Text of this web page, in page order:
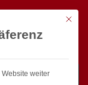
Mit
weiter